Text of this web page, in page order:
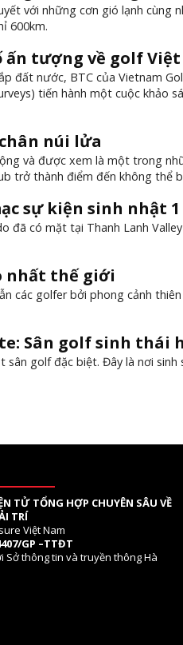
với những cơn gió lạnh cùng
600km.
tượng về golf
đất nước, BTC của Vietnam
tiến hành một cuộc khảo
núi lửa
và được xem là một trong
trở thành điểm đến không thể
sự kiện sinh nhật
đã có mặt tại Thanh Lanh
nhất thế giới
các golfer bởi phong cảnh
Sân golf sinh thái
sân golf đặc biệt. Đây là nơi
TỬ TỔNG HỢP CHUYÊN SÂU VỀ
TRÍ
Việt Nam
GP –TTĐT
Sở thông tin và truyền thông Hà